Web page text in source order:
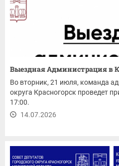
Выездная Администрация в
Во вторник, 21 июля, команда
округа Красногорск проведет
17:00.
14.07.2026